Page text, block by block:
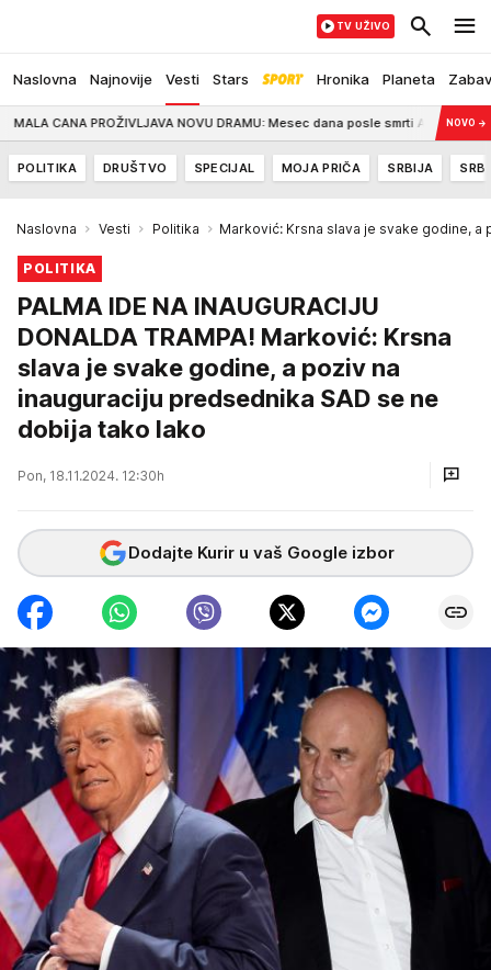
Naslovna Najnovije Vesti Stars Hronika Planeta
TV UŽIVO
PROŽIVLJAVA NOVU DRAMU: Mesec dana posle smrti Andrije Bajića,NOVO →
POLITIKA DRUŠTVO SPECIJAL MOJA PRIČA SRBIJA
Naslovna Vesti Politika Marković: Krsna slava je svake godine,
POLITIKA
PALMA IDE NA INAUGURACIJU
DONALDA TRAMPA! Marković: Krsna
slava je svake godine, a poziv na
inauguraciju predsednika SAD se ne
dobija tako lako
Pon, 18.11.2024. 12:30h
Dodajte Kurir u vaš Google izbor